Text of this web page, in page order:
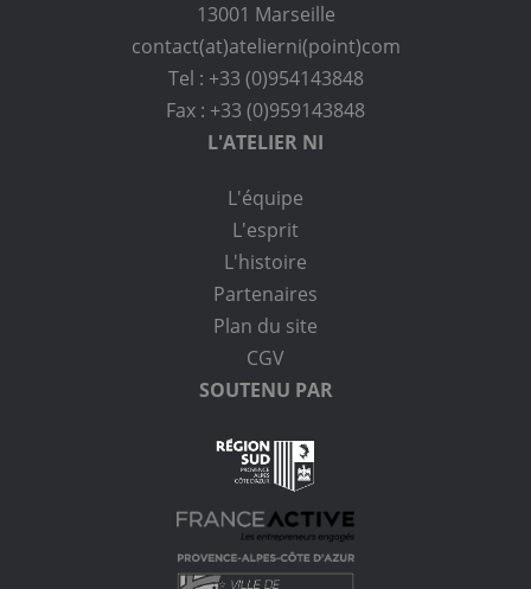
13001 Marseille
contact(at)atelierni(point)com
Tel : +33 (0)954143848
Fax : +33 (0)959143848
L'ATELIER NI
L'équipe
L'esprit
L'histoire
Partenaires
Plan du site
CGV
SOUTENU PAR